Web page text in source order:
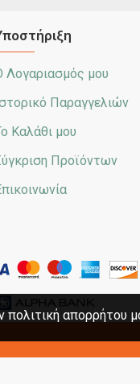
Λογαριασμός μου
Παραγγελιών
Καλάθι μου
Προϊόντων
πολιτική απορρήτου